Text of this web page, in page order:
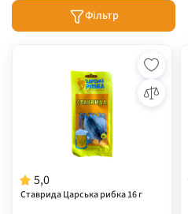
Фільтр
5,0
Ставрида Царська рибка 16 г